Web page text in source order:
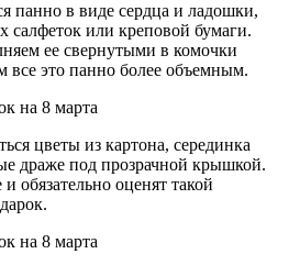
панно в виде сердца и ладошки,
салфеток или креповой бумаги.
ее свернутыми в комочки
все это панно более объемным.
цветы из картона, серединка
драже под прозрачной крышкой.
обязательно оценят такой